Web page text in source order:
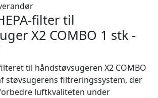
filter til
X2 COMBO 1 stk -
filteret til håndstøvsugeren X2 COMBO
støvsugerens filtreringssystem, der
luftkvaliteten under